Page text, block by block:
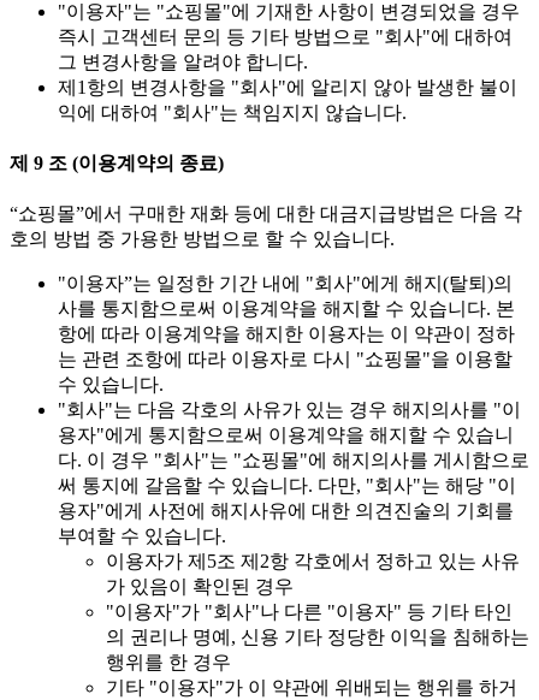
"이용자"는 "쇼핑몰"에 기재한 사항이 변경되었을 경우
즉시 고객센터 문의 등 기타 방법으로 "회사"에 대하여
그 변경사항을 알려야 합니다.
제1항의 변경사항을 "회사"에 알리지 않아 발생한 불이
익에 대하여 "회사"는 책임지지 않습니다.
제 9 조 (이용계약의 종료)
“쇼핑몰”에서 구매한 재화 등에 대한 대금지급방법은 다음 각
호의 방법 중 가용한 방법으로 할 수 있습니다.
"이용자”는 일정한 기간 내에 "회사"에게 해지(탈퇴)의
사를 통지함으로써 이용계약을 해지할 수 있습니다. 본
항에 따라 이용계약을 해지한 이용자는 이 약관이 정하
는 관련 조항에 따라 이용자로 다시 "쇼핑몰"을 이용할
수 있습니다.
"회사"는 다음 각호의 사유가 있는 경우 해지의사를 "이
용자"에게 통지함으로써 이용계약을 해지할 수 있습니
다. 이 경우 "회사"는 "쇼핑몰"에 해지의사를 게시함으로
써 통지에 갈음할 수 있습니다. 다만, "회사"는 해당 "이
용자"에게 사전에 해지사유에 대한 의견진술의 기회를
부여할 수 있습니다.
이용자가 제5조 제2항 각호에서 정하고 있는 사유
가 있음이 확인된 경우
"이용자"가 "회사"나 다른 "이용자" 등 기타 타인
의 권리나 명예, 신용 기타 정당한 이익을 침해하는
행위를 한 경우
기타 "이용자"가 이 약관에 위배되는 행위를 하거